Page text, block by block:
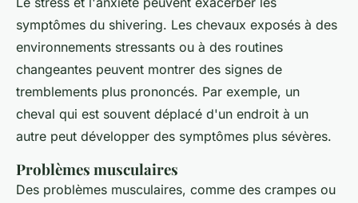
symptômes du shivering. Les chevaux exposés à des
environnements stressants ou à des routines
changeantes peuvent montrer des signes de
tremblements plus prononcés. Par exemple, un
cheval qui est souvent déplacé d'un endroit à un
autre peut développer des symptômes plus sévères.
Problèmes musculaires
Des problèmes musculaires, comme des crampes ou